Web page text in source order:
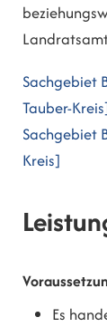
Sachgebiet
Tauber-
Sachgebiet
Kreis]
Es